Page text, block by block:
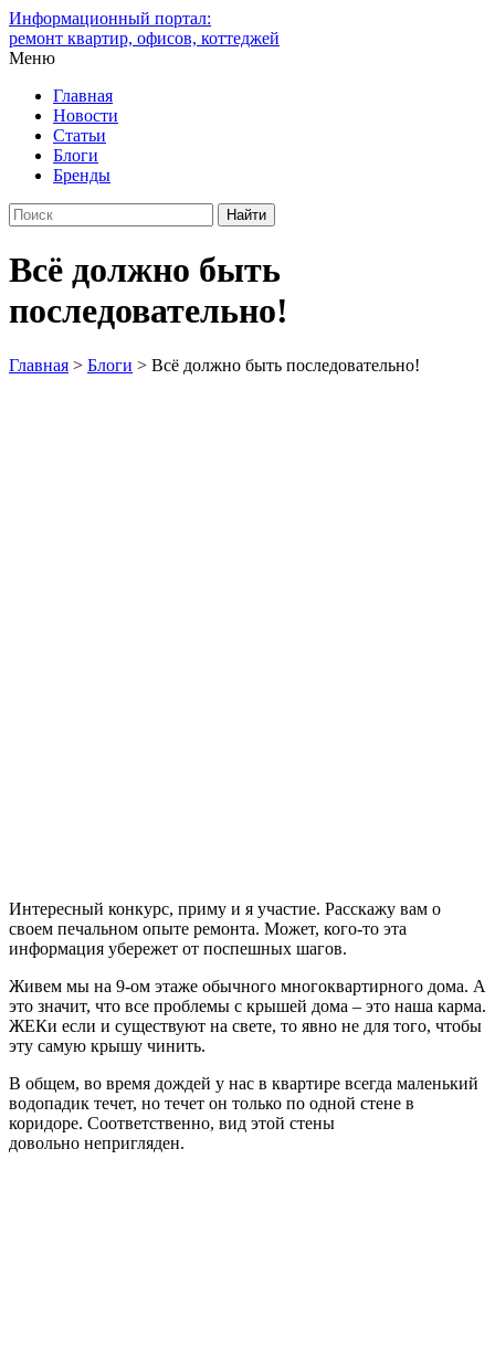
Информационный портал:
ремонт квартир, офисов, коттеджей
Меню
Главная
Новости
Статьи
Блоги
Бренды
Всё должно быть
последовательно!
Главная > Блоги > Всё должно быть последовательно!
Интересный конкурс, приму и я участие. Расскажу вам о
своем печальном опыте ремонта. Может, кого-то эта
информация убережет от поспешных шагов.
Живем мы на 9-ом этаже обычного многоквартирного дома. А
это значит, что все проблемы с крышей дома – это наша карма.
ЖЕКи если и существуют на свете, то явно не для того, чтобы
эту самую крышу чинить.
В общем, во время дождей у нас в квартире всегда маленький
водопадик течет, но течет он только по одной стене в
коридоре. Соответственно, вид этой стены
довольно непригляден.